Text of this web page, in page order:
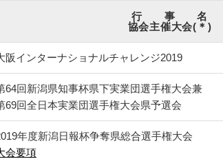
行 事 名
協会主催大会(＊)
阪インターナショナルチャレンジ2019
64回新潟県知事杯県下実業団選手権大会兼
69回全日本実業団選手権大会県予選会
年度新潟日報杯争奪県総合選手権大会
会要項